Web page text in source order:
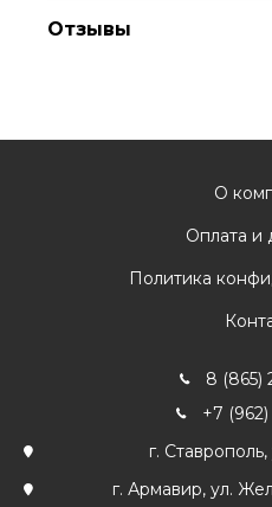
Отзывы
О
Оплата и
Политика
8 (865)
+7
г.
г. Армавир, ул.